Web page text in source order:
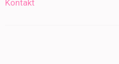
Kontakt